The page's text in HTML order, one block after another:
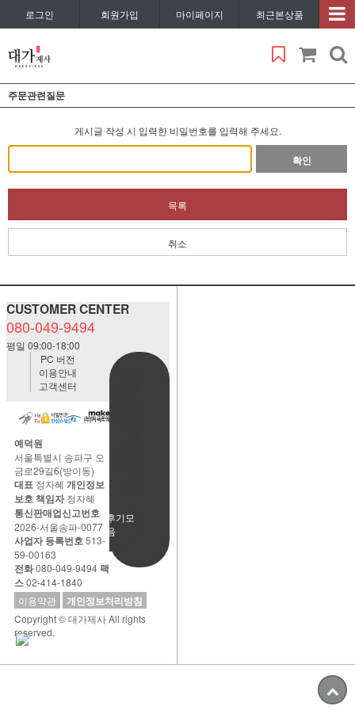
로그인 회원가입 마이페이지 최근본상품
주문관련질문
게시글 작성 시 입력한 비밀번호를 입력해 주세요.
확인
목록
취소
CUSTOMER CENTER
080-049-9494
평일 09:00-18:00
사용후기모
음
PC 버전
이용안내
고객센터
예덕원
서울특별시 송파구 오
금로29길6(방이동)
대표 정자혜 개인정보
보호 책임자정자혜
통신판매업신고번호
2026-서울송파-0077
사업자 등록번호513-
59-00163
전화080-049-9494팩
스02-414-1840
이용약관
개인정보처리방침
Copyright © 대가제사 All rights
reserved.